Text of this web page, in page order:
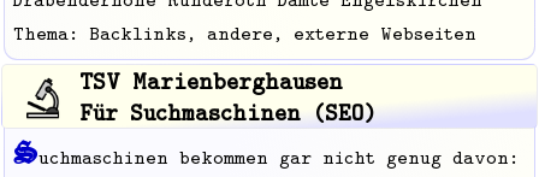
Thema: Backlinks, andere, externe Webseiten
TSV Marienberghausen
Für Suchmaschinen (SEO)
Suchmaschinen bekommen gar nicht genug davon: